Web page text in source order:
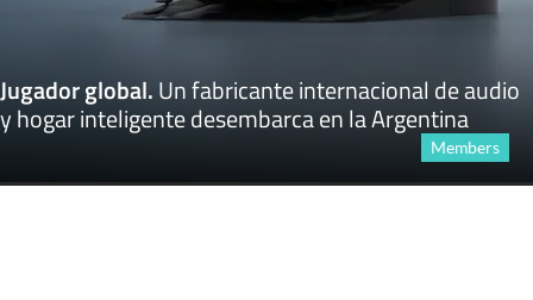
Jugador global.Un fabricante internacional de audio
y hogar inteligente desembarca en la Argentina
Members